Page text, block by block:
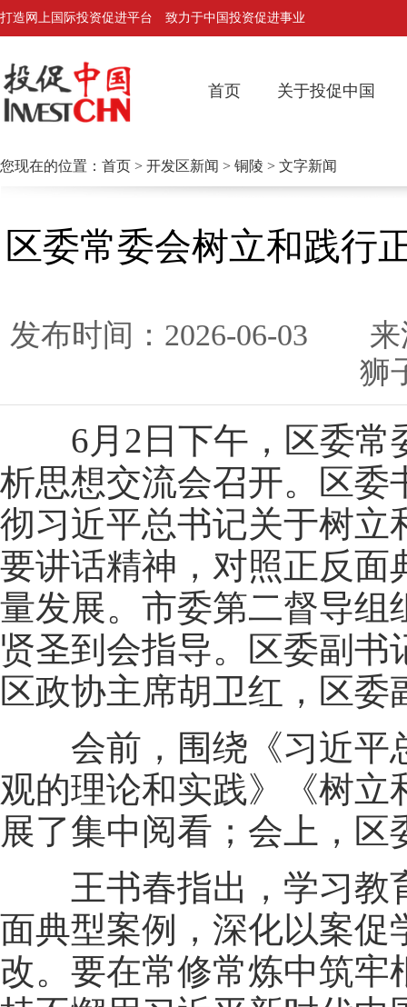
打造网上国际投资促进平台 致力于中国投资促进事业
首页 关于投促中国
您现在的位置： 首页 > 开发区新闻 > 铜陵 > 文字新闻
区委常委会树立和践行
发布时间：2026-06-03
狮
6月2日下午，区委常
析思想交流会召开。区委
彻习近平总书记关于树立
要讲话精神，对照正反面
量发展。市委第二督导组
贤圣到会指导。区委副
区政协主席胡卫红，区
会前，围绕《习近平
观的理论和实践》《树立
展了集中阅看；会上，
王书春指出，学习教
面典型案例，深化以案促
改。要在常修常炼中筑牢